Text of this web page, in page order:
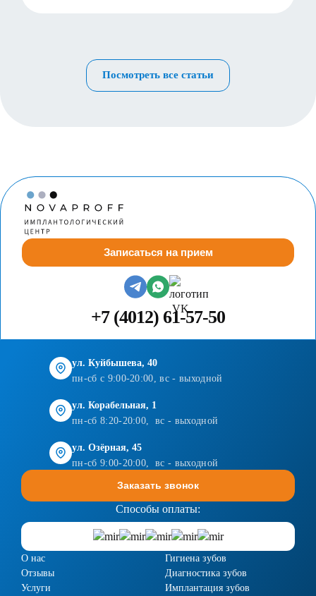
Посмотреть все статьи
Записаться на прием
+7 (4012) 61-57-50
ул. Куйбышева, 40
пн-сб с 9:00-20:00, вс - выходной
ул. Корабельная, 1
пн-сб 8:20-20:00, вс - выходной
ул. Озёрная, 45
пн-сб 9:00-20:00, вс - выходной
Заказать звонок
Способы оплаты:
О нас
Отзывы
Услуги
Гигиена зубов
Диагностика зубов
Имплантация зубов